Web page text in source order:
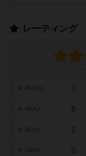
レーティング
0
0
1
7点の人 0